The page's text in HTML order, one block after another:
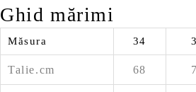
Ghid mărimi
Măsura 34
Talie.cm 68